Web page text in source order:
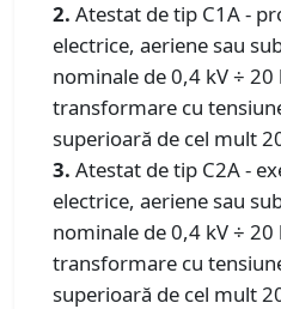
2. Atestat de tip C1A -
electrice, aeriene sau
nominale de 0,4 kV ÷
transformare cu
superioară de cel mult
3. Atestat de tip C2A -
electrice, aeriene sau
nominale de 0,4 kV ÷
transformare cu
superioară de cel mult